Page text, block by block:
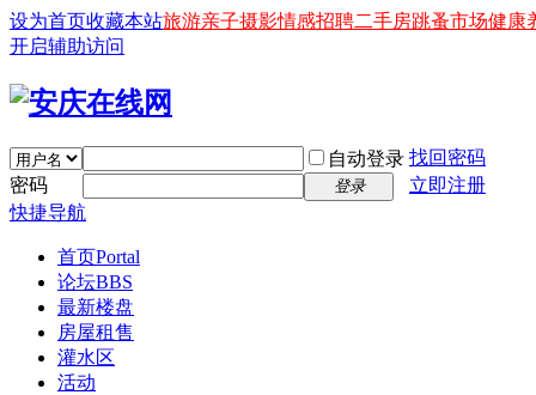
设为首页收藏本站旅游亲子摄影情感招聘二手房跳蚤市场健康
开启辅助访问
自动登录 找回密码
密码
登录
立即注册
快捷导航
首页Portal
论坛BBS
最新楼盘
房屋租售
灌水区
活动